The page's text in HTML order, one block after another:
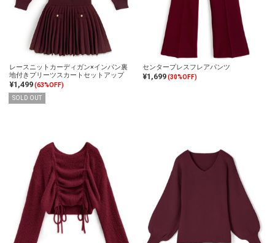
レースニットカーディガン×インパン裏
地付きプリーツスカートセットアップ
¥1,499(63%OFF)
SOLD OUT
センタープレスフレアパンツ
¥1,699(30%OFF)